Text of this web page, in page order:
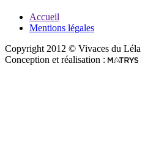
Accueil
Mentions légales
Copyright 2012 © Vivaces du Léla
Conception et réalisation :